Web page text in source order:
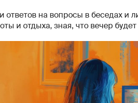
ответов на вопросы в беседах и
и отдыха, зная, что вечер